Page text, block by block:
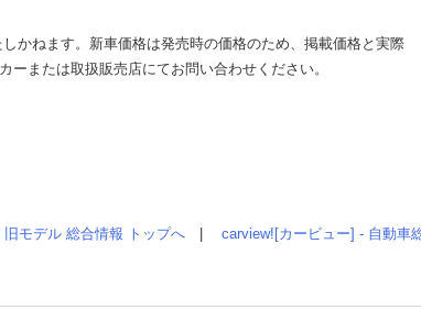
かねます。新車価格は発売時の価格のため、掲載価格と実際
または取扱販売店にてお問い合わせください。
モデル 総合情報 トップへ carview![カービュー] - 自動